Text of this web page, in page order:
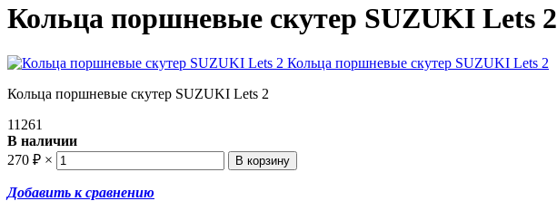
Кольца поршневые скутер SUZUKI Lets 2
Кольца поршневые скутер SUZUKI Lets 2
11261
В наличии
270 ₽ ×
Добавить к сравнению